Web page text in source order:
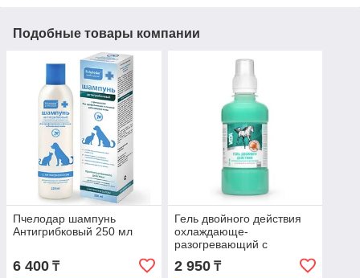
Подобные товары компании
Пчелодар шампунь
Антигрибковый 250 мл
6 400 ₸
Гель двойного действия
охлаждающе-
разогревающий с
камфорой и ментолом
ЗООVIP 250 мл
2 950₸